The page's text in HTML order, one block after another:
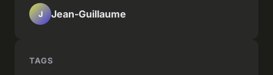
J Jean-Guillaume
TAGS